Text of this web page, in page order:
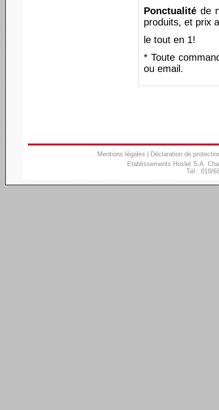
Ponctualité de
produits, et prix
le tout en 1!
* Toute
ou email.
Mentions légales
Déclaration de
Etablissements Hoslet S.A.
Tél : 010/